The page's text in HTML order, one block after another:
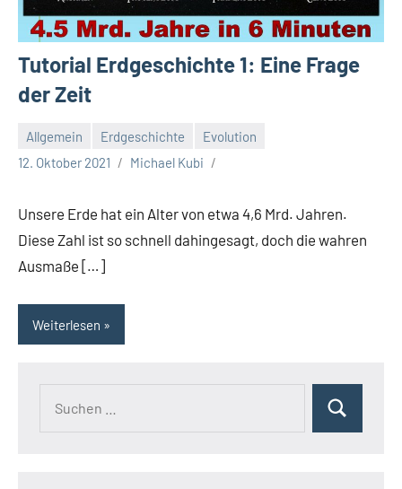
Tutorial Erdgeschichte 1: Eine Frage
der Zeit
Allgemein Erdgeschichte
Evolution
12. Oktober 2021
Michael Kubi
Unsere Erde hat ein Alter von etwa 4,6 Mrd. Jahren.
Diese Zahl ist so schnell dahingesagt, doch die wahren
Ausmaße […]
Weiterlesen
Suchen